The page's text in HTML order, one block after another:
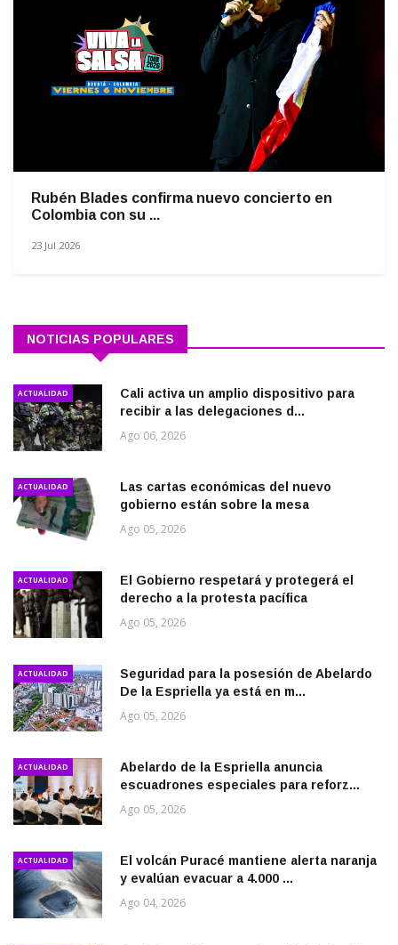
Rubén Blades confirma nuevo concierto en
Colombia con su ...
23 Jul 2026
NOTICIAS POPULARES
ACTUALIDAD
Cali activa un amplio dispositivo para
recibir a las delegaciones d...
Ago 06, 2026
ACTUALIDAD
Las cartas económicas del nuevo
gobierno están sobre la mesa
Ago 05, 2026
ACTUALIDAD
El Gobierno respetará y protegerá el
derecho a la protesta pacífica
Ago 05, 2026
ACTUALIDAD
Seguridad para la posesión de Abelardo
De la Espriella ya está en m...
Ago 05, 2026
ACTUALIDAD
Abelardo de la Espriella anuncia
escuadrones especiales para reforz...
Ago 05, 2026
ACTUALIDAD
El volcán Puracé mantiene alerta naranja
y evalúan evacuar a 4.000 ...
Ago 04, 2026